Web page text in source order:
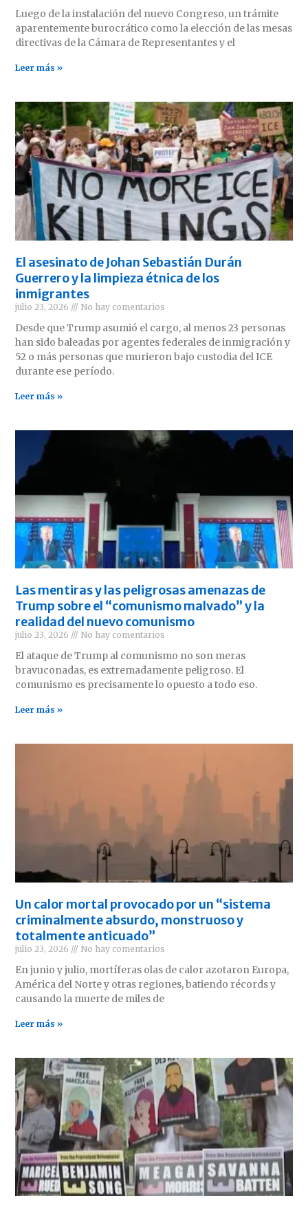
Luego de la instalación del nuevo Congreso, un trámite
aparentemente burocrático como la elección de las mesas
directivas de la Cámara de Representantes y el
Leer más »
El asesinato de Johan Sebastián Durán
Guerrero y la limpieza étnica de los
inmigrantes
julio 23, 2026 No hay comentarios
Desde que Trump asumió el cargo, al menos 23 personas
han sido baleadas por agentes federales de inmigración y
52 o más personas que murieron bajo custodia del ICE
durante ese período.
Leer más »
Las mentiras y las peligrosas amenazas de
Trump sobre el “comunismo malvado” y la
realidad del nuevo comunismo
julio 23, 2026 No hay comentarios
El ataque de Trump al comunismo no son meras
bravuconadas, es extremadamente peligroso. El
comunismo es precisamente lo opuesto a todo eso.
Leer más »
Un calor mortal provocado por un “sistema
criminalmente absurdo, monstruoso y
totalmente anticuado”
julio 23, 2026 No hay comentarios
En junio y julio, mortíferas olas de calor azotaron Europa,
América del Norte y otras regiones, batiendo récords y
causando la muerte de miles de
Leer más »